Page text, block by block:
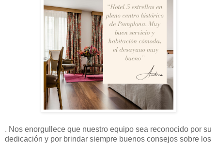
. Nos enorgullece que nuestro equipo sea reconocido por su
dedicación y por brindar siempre buenos consejos sobre los